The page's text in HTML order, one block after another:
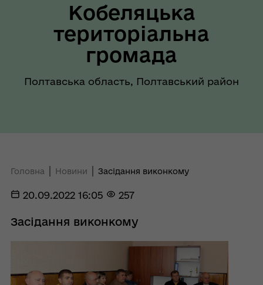
Кобеляцька
територіальна
громада
Полтавська область, Полтавський район
Головна Новини Засідання виконкому
20.09.2022 16:05 257
Засідання виконкому